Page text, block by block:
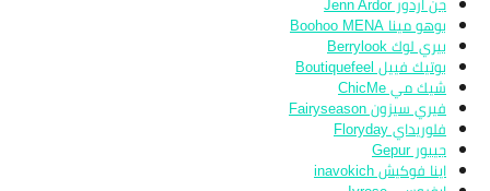
بوهو مينا Boohoo MENA
بيري لوك Berrylook
بوتيك فييل Boutiquefeel
شيك مي ChicMe
فيري سيزون Fairyseason
فلوريداي Floryday
جيبور Gepur
اينا فوكيش inavokich